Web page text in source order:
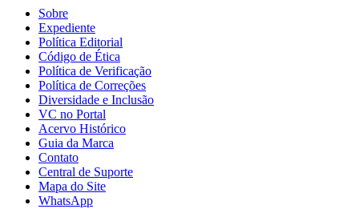
Sobre
Expediente
Política Editorial
Código de Ética
Política de Verificação
Política de Correções
Diversidade e Inclusão
VC no Portal
Acervo Histórico
Guia da Marca
Contato
Central de Suporte
Mapa do Site
WhatsApp